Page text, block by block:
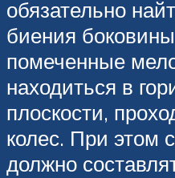
обязательно
биения
помеченные
находиться в
плоскости,
колес. При этом
должно